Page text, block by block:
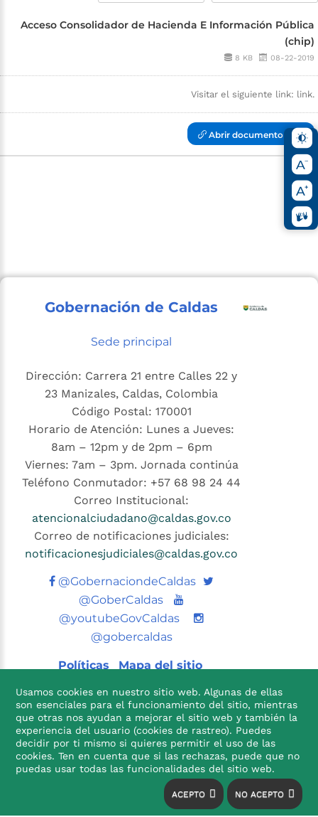
Acceso Consolidador de Hacienda E Información Pública
(chip)
8 KB 08-22-2019
Visitar el siguiente link: link.
Abrir documento (jsf )
Gobernación de Caldas
Sede principal
Dirección: Carrera 21 entre Calles 22 y
23 Manizales, Caldas, Colombia
Código Postal: 170001
Horario de Atención: Lunes a Jueves:
8am – 12pm y de 2pm – 6pm
Viernes: 7am – 3pm. Jornada continúa
Teléfono Conmutador: +57 68 98 24 44
Correo Institucional:
atencionalciudadano@caldas.gov.co
Correo de notificaciones judiciales:
notificacionesjudiciales@caldas.gov.co
@GobernaciondeCaldas Twitter
@GoberCaldas
Youtube
@youtubeGovCaldas
@gobercaldas
Políticas Mapa del sitio

Usamos cookies en nuestro sitio web. Algunas de ellas
son esenciales para el funcionamiento del sitio, mientras
que otras nos ayudan a mejorar el sitio web y también la
experiencia del usuario (cookies de rastreo). Puedes
decidir por ti mismo si quieres permitir el uso de las
cookies. Ten en cuenta que si las rechazas, puede que no
puedas usar todas las funcionalidades del sitio web.
ACEPTO NO ACEPTO